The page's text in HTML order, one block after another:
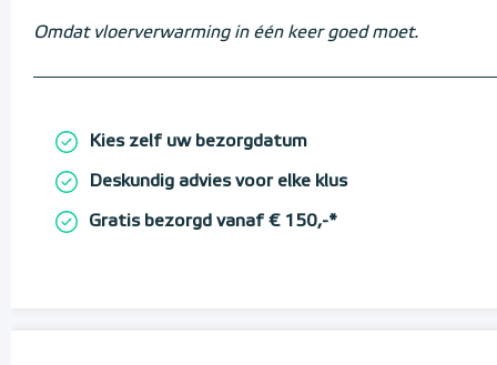
Omdat vloerverwarming in één keer goed moet.
Kies zelf uw bezorgdatum
Deskundig advies voor elke klus
Gratis bezorgd vanaf € 150,-*